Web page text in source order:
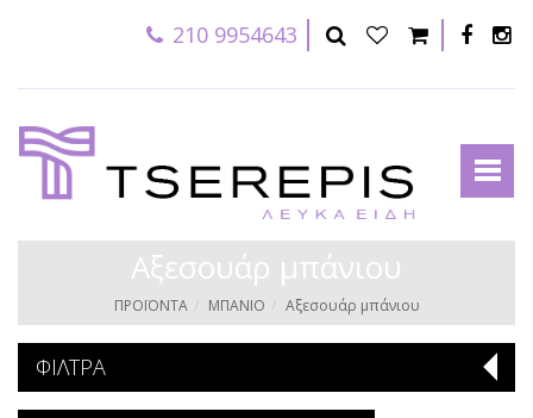
210 9954643
Αξεσουάρ μπάνιου
ΠΡΟΪΟΝΤΑ ΜΠΑΝΙΟ Αξεσουάρ μπάνιου
ΦΙΛΤΡΑ